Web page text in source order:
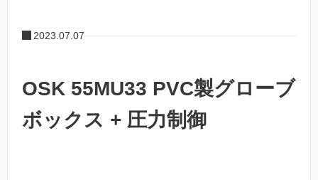
2023.07.07
OSK 55MU33 PVC製グローブ
ボックス + 圧力制御